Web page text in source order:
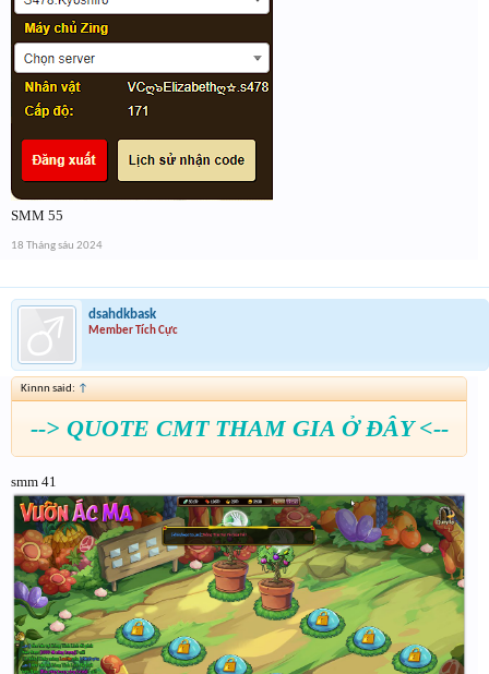
SMM 55
18 Tháng sáu 2024
dsahdkbask
Member Tích Cực
Kinnn said: ↑
--> QUOTE CMT THAM GIA Ở ĐÂY <--
smm 41